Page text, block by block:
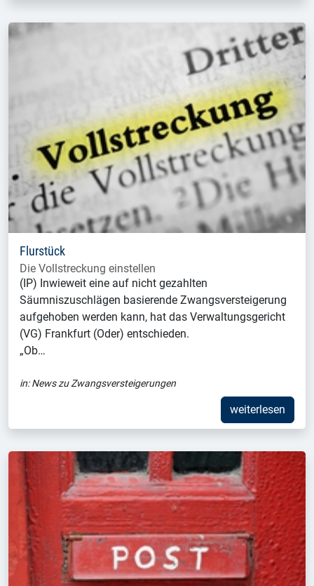
Flurstück
Die Vollstreckung einstellen
(IP) Inwieweit eine auf nicht gezahlten
Säumniszuschlägen basierende Zwangsversteigerung
aufgehoben werden kann, hat das Verwaltungsgericht
(VG) Frankfurt (Oder) entschieden.
„Ob…
in:News zu Zwangsversteigerungen
weiterlesen